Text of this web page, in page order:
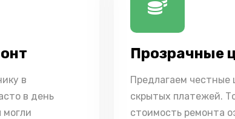
в
в день
могли
Прозрачные
Предлагаем честные
скрытых платежей.
стоимость ремонта